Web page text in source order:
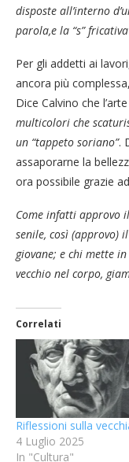
disposte all’interno
parola,e la “s”
Per gli addetti ai
ancora più
Dice Calvino che
multicolori che
un “tappeto soriano”.
assaporarne la
ora possibile grazie
Come infatti approvo
senile, così (approvo)
giovane; e chi mette
vecchio nel corpo,
Correlati
Riflessioni sulla
4 Luglio 2025
In "Cultura"